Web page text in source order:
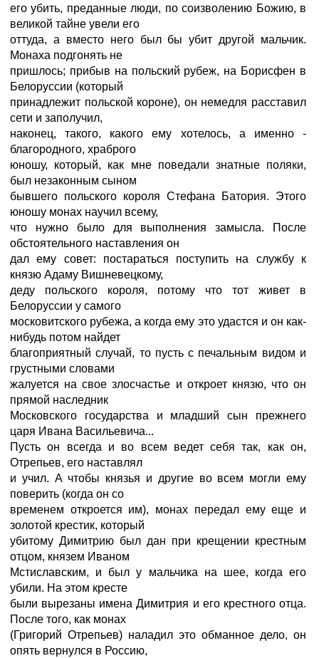
его убить, преданные люди, по соизволению Божию, в
великой тайне увели его
оттуда, а вместо него был бы убит другой мальчик.
Монаха подгонять не
пришлось; прибыв на польский рубеж, на Борисфен в
Белоруссии (который
принадлежит польской короне), он немедля расставил
сети и заполучил,
наконец, такого, какого ему хотелось, а именно -
благородного, храброго
юношу, который, как мне поведали знатные поляки,
был незаконным сыном
бывшего польского короля Стефана Батория. Этого
юношу монах научил всему,
что нужно было для выполнения замысла. После
обстоятельного наставления он
дал ему совет: постараться поступить на службу к
князю Адаму Вишневецкому,
деду польского короля, потому что тот живет в
Белоруссии у самого
московитского рубежа, а когда ему это удастся и он как-
нибудь потом найдет
благоприятный случай, то пусть с печальным видом и
грустными словами
жалуется на свое злосчастье и откроет князю, что он
прямой наследник
Московского государства и младший сын прежнего
царя Ивана Васильевича...
Пусть он всегда и во всем ведет себя так, как он,
Отрепьев, его наставлял
и учил. А чтобы князья и другие во всем могли ему
поверить (когда он со
временем откроется им), монах передал ему еще и
золотой крестик, который
убитому Димитрию был дан при крещении крестным
отцом, князем Иваном
Мстиславским, и был у мальчика на шее, когда его
убили. Hа этом кресте
были вырезаны имена Димитрия и его крестного отца.
После того, как монах
(Григорий Отрепьев) наладил это обманное дело, он
опять вернулся в Россию,